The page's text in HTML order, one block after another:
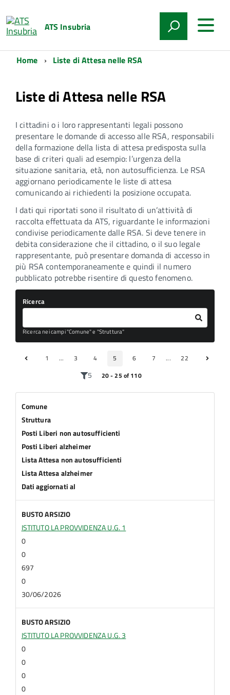
ATS Insubria
Home Liste di Attesa nelle RSA
Liste di Attesa nelle RSA
I cittadini o i loro rappresentanti legali possono
presentare le domande di accesso alle RSA, responsabili
della formazione della lista di attesa predisposta sulla
base di criteri quali ad esempio: l’urgenza della
situazione sanitaria, età, non autosufficienza. Le RSA
aggiornano periodicamente le liste di attesa
comunicando ai richiedenti la posizione occupata.
I dati qui riportati sono il risultato di un’attività di
raccolta effettuata da ATS, riguardante le informazioni
condivise periodicamente dalle RSA. Si deve tenere in
debita considerazione che il cittadino, o il suo legale
rappresentante, può presentare domanda di accesso in
più RSA contemporaneamente e quindi il numero
pubblicato potrebbe risentire di questo fenomeno.
Ricerca
Ricerca nei campi "Comune" e "Struttura"
1 ... 3 4 5 6 7 ... 22
5 20 - 25 of 110
Comune
Struttura
Posti Liberi non autosufficienti
Posti Liberi alzheimer
Lista Attesa non autosufficienti
Lista Attesa alzheimer
Dati aggiornati al
BUSTO ARSIZIO
ISTITUTO LA PROVVIDENZA U.G. 1
0
0
697
0
30/06/2026
BUSTO ARSIZIO
ISTITUTO LA PROVVIDENZA U.G. 3
0
0
0
0